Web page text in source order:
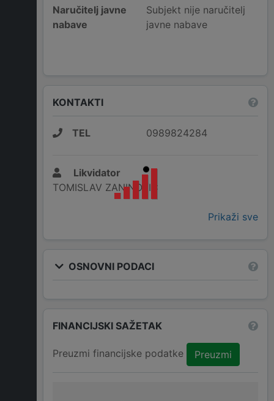
Naručitelj javne
nabave
Subjekt nije naručitelj
javne nabave
KONTAKTI
TEL 0989824284
Likvidator
TOMISLAV ZANINOVIĆ
Prikaži sve
OSNOVNI PODACI
FINANCIJSKI SAŽETAK
Preuzmi financijske podatke Preuzmi